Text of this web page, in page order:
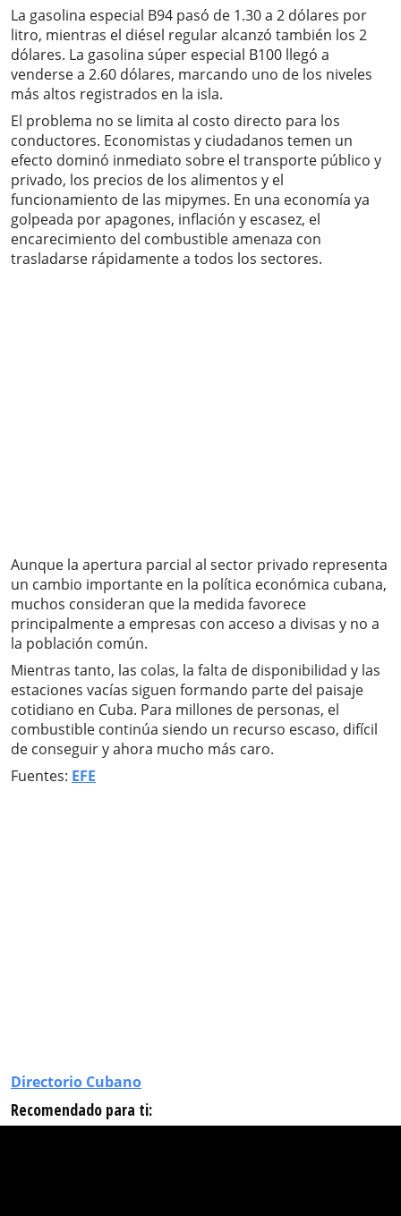
La gasolina especial B94 pasó de 1.30 a 2 dólares por
litro, mientras el diésel regular alcanzó también los 2
dólares. La gasolina súper especial B100 llegó a
venderse a 2.60 dólares, marcando uno de los niveles
más altos registrados en la isla.
El problema no se limita al costo directo para los
conductores. Economistas y ciudadanos temen un
efecto dominó inmediato sobre el transporte público y
privado, los precios de los alimentos y el
funcionamiento de las mipymes. En una economía ya
golpeada por apagones, inflación y escasez, el
encarecimiento del combustible amenaza con
trasladarse rápidamente a todos los sectores.
Aunque la apertura parcial al sector privado representa
un cambio importante en la política económica cubana,
muchos consideran que la medida favorece
principalmente a empresas con acceso a divisas y no a
la población común.
Mientras tanto, las colas, la falta de disponibilidad y las
estaciones vacías siguen formando parte del paisaje
cotidiano en Cuba. Para millones de personas, el
combustible continúa siendo un recurso escaso, difícil
de conseguir y ahora mucho más caro.
Fuentes: EFE
Directorio Cubano
Recomendado para ti: